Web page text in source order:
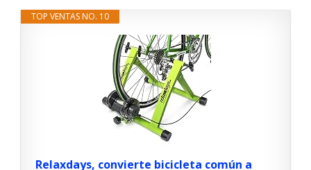
TOP VENTAS NO. 10
Relaxdays, convierte bicicleta común a